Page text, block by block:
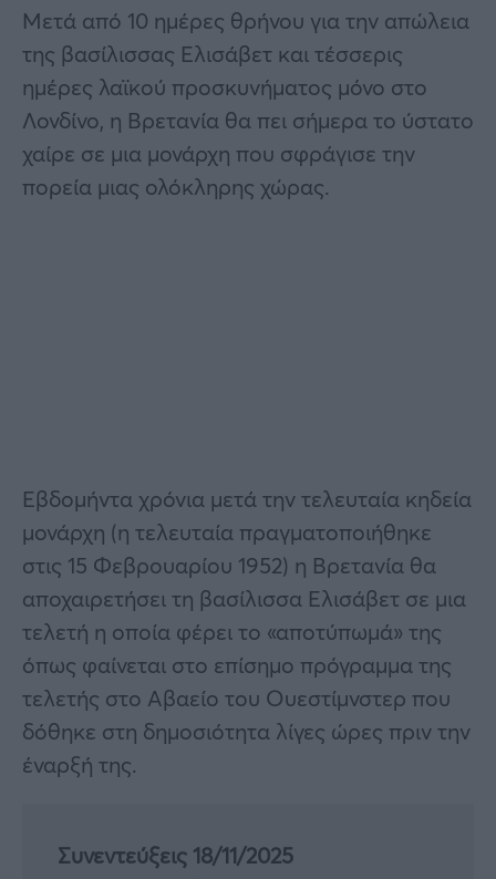
Μετά από 10 ημέρες θρήνου για την απώλεια
της βασίλισσας Ελισάβετ και τέσσερις
ημέρες λαϊκού προσκυνήματος μόνο στο
Λονδίνο, η Βρετανία θα πει σήμερα το ύστατο
χαίρε σε μια μονάρχη που σφράγισε την
πορεία μιας ολόκληρης χώρας.
Εβδομήντα χρόνια μετά την τελευταία κηδεία
μονάρχη (η τελευταία πραγματοποιήθηκε
στις 15 Φεβρουαρίου 1952) η Βρετανία θα
αποχαιρετήσει τη βασίλισσα Ελισάβετ σε μια
τελετή η οποία φέρει το «αποτύπωμά» της
όπως φαίνεται στο επίσημο πρόγραμμα της
τελετής στο Αβαείο του Ουεστίμνστερ που
δόθηκε στη δημοσιότητα λίγες ώρες πριν την
έναρξή της.
Συνεντεύξεις 18/11/2025